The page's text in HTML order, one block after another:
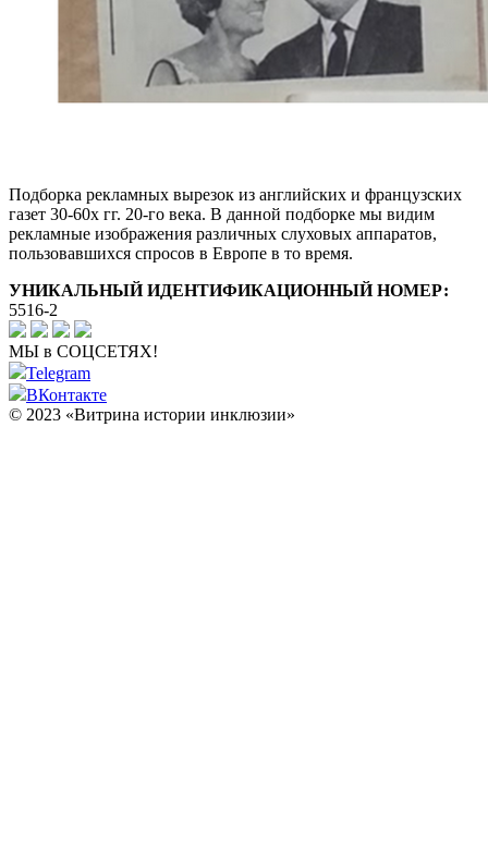
Подборка рекламных вырезок из английских и французских
газет 30-60х гг. 20-го века. В данной подборке мы видим
рекламные изображения различных слуховых аппаратов,
пользовавшихся спросов в Европе в то время.
УНИКАЛЬНЫЙ ИДЕНТИФИКАЦИОННЫЙ НОМЕР:
5516-2
МЫ в СОЦСЕТЯХ!
Telegram
ВКонтакте
© 2023 «Витрина истории инклюзии»